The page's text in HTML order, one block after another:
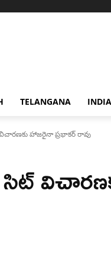
TELANGANA INDIA
హాజరైనా ప్రభాకర్ రావు